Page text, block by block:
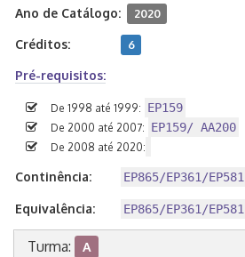
Ano de Catálogo: 2020
Créditos: 6
Pré-requisitos:
De 1998 até 1999: EP159
De 2000 até 2007: EP159/ AA200
De 2008 até 2020:
Continência: EP865/EP361/EP581
Equivalência: EP865/EP361/EP581
Turma: A